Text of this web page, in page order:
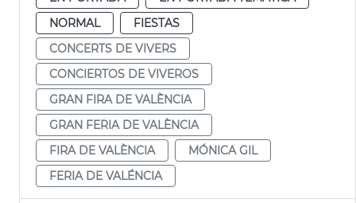
NORMAL
FIESTAS
CONCERTS DE VIVERS
CONCIERTOS DE VIVEROS
GRAN FIRA DE VALÈNCIA
GRAN FERIA DE VALÈNCIA
FIRA DE VALÈNCIA
MÓNICA GIL
FERIA DE VALÉNCIA